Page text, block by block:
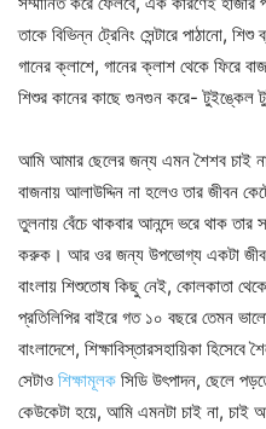
তাকে বিভিন্ন ট্রেনিং সেন্টারে পাঠানো,
গানের ক্লাশে, গানের ক্লাশ থেকে ফিরে
শিশুর কানের কাছে গুনগুন করে- টুইঙ্কেল
আমি আমার ছেলের জন্য এমন শৈশব চাই
বাজনায় আলাউদ্দিন না হলেও তার জীবন
তুলনায় বেঁচে থাকবার আনন্দে ভরে থাক
করুক। আর ওর জন্য উপভোগ্য একটা জীবন
বাংলায় শিশুতোষ কিছু নেই, কোলকাতা
প্রতিলিপির বাইরে গত ১০ বছরে তেমন
বাংলাদেশে, শিক্ষাবিস্তারসহায়িকা
সেটাও শিক্ষামূলক সিডি উৎপাদন, ছেলে
কেউকেটা হয়ে, আমি এমনটা চাই না, চাই